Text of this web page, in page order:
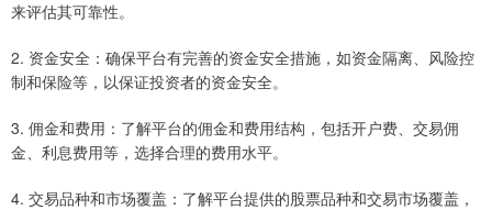
来评估其可靠性。
2. 资金安全：确保平台有完善的资金安全措施，如资金隔离、风险控
制和保险等，以保证投资者的资金安全。
3. 佣金和费用：了解平台的佣金和费用结构，包括开户费、交易佣
金、利息费用等，选择合理的费用水平。
4. 交易品种和市场覆盖：了解平台提供的股票品种和交易市场覆盖，